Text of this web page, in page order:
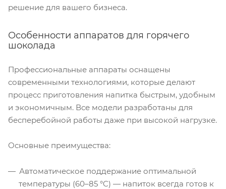
решение для вашего бизнеса.
Особенности аппаратов для горячего
шоколада
Профессиональные аппараты оснащены
современными технологиями, которые делают
процесс приготовления напитка быстрым, удобным
и экономичным. Все модели разработаны для
бесперебойной работы даже при высокой нагрузке.
Основные преимущества:
Автоматическое поддержание оптимальной
температуры (60–85 °C) — напиток всегда готов к